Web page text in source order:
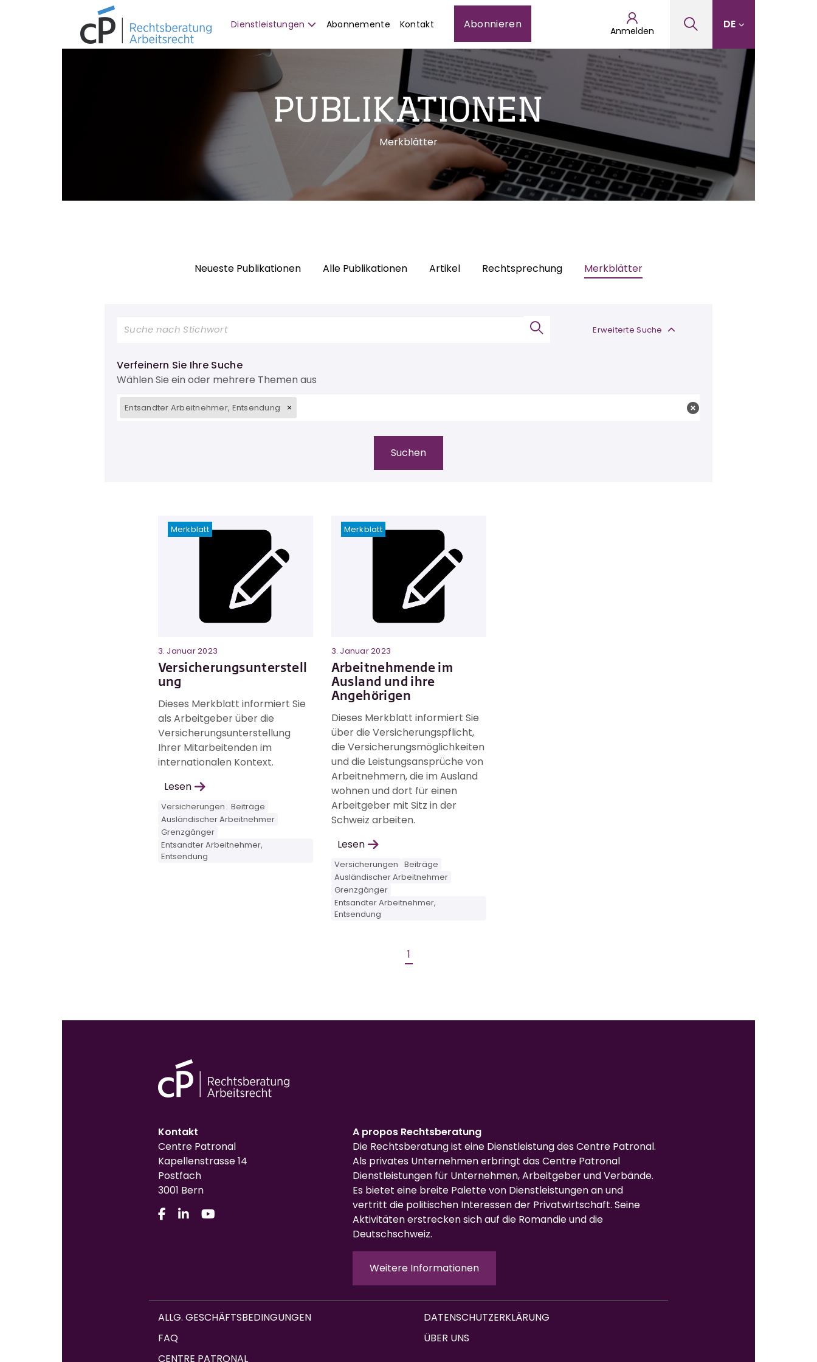
Dienstleistungen Abonnemente Kontakt Abonnieren
Anmelden DE
PUBLIKATIONEN
Merkblätter
Neueste Publikationen Alle Publikationen Artikel Rechtsprechung Merkblätter
Erweiterte Suche
Verfeinern Sie Ihre Suche
Wählen Sie ein oder mehrere Themen aus
Entsandter Arbeitnehmer, Entsendung
Merkblatt
3. Januar 2023
Versicherungsunterstell
ung
Dieses Merkblatt informiert Sie
als Arbeitgeber über die
Versicherungsunterstellung
Ihrer Mitarbeitenden im
internationalen Kontext.
Lesen
Versicherungen Beiträge
Ausländischer Arbeitnehmer
Grenzgänger
Entsandter Arbeitnehmer,
Entsendung
Merkblatt
3. Januar 2023
Arbeitnehmende im
Ausland und ihre
Angehörigen
Dieses Merkblatt informiert Sie
über die Versicherungspflicht,
die Versicherungsmöglichkeiten
und die Leistungsansprüche von
Arbeitnehmern, die im Ausland
wohnen und dort für einen
Arbeitgeber mit Sitz in der
Schweiz arbeiten.
Lesen
Versicherungen Beiträge
Ausländischer Arbeitnehmer
Grenzgänger
Entsandter Arbeitnehmer,
Entsendung
1
Kontakt
Centre Patronal
Kapellenstrasse 14
Postfach
3001 Bern
A propos Rechtsberatung
Die Rechtsberatung ist eine Dienstleistung des Centre Patronal.
Als privates Unternehmen erbringt das Centre Patronal
Dienstleistungen für Unternehmen, Arbeitgeber und Verbände.
Es bietet eine breite Palette von Dienstleistungen an und
vertritt die politischen Interessen der Privatwirtschaft. Seine
Aktivitäten erstrecken sich auf die Romandie und die
Deutschschweiz.
Weitere Informationen
ALLG. GESCHÄFTSBEDINGUNGEN
DATENSCHUTZERKLÄRUNG
FAQ
ÜBER UNS
CENTRE PATRONAL